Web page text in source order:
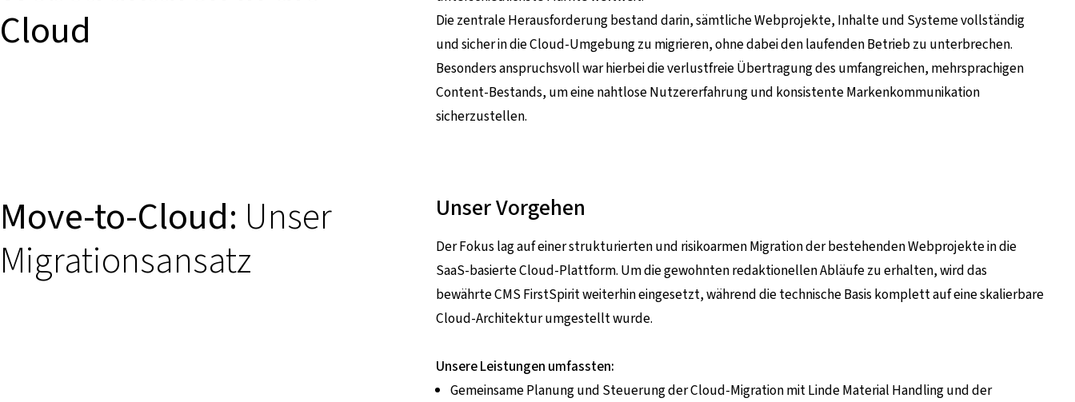
Cloud
Die zentrale Herausforderung bestand darin, sämtliche Webprojekte, Inhalte und Systeme vollständig
und sicher in die Cloud-Umgebung zu migrieren, ohne dabei den laufenden Betrieb zu unterbrechen.
Besonders anspruchsvoll war hierbei die verlustfreie Übertragung des umfangreichen, mehrsprachigen
Content-Bestands, um eine nahtlose Nutzererfahrung und konsistente Markenkommunikation
sicherzustellen.
Move-to-Cloud: Unser
Migrationsansatz
Unser Vorgehen
Der Fokus lag auf einer strukturierten und risikoarmen Migration der bestehenden Webprojekte in die
SaaS-basierte Cloud-Plattform. Um die gewohnten redaktionellen Abläufe zu erhalten, wird das
bewährte CMS FirstSpirit weiterhin eingesetzt, während die technische Basis komplett auf eine skalierbare
Cloud-Architektur umgestellt wurde.
Unsere Leistungen umfassten:
Gemeinsame Planung und Steuerung der Cloud-Migration mit Linde Material Handling und der